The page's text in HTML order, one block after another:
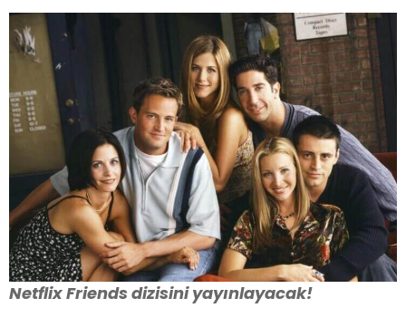
Netflix Friends dizisini yayınlayacak!